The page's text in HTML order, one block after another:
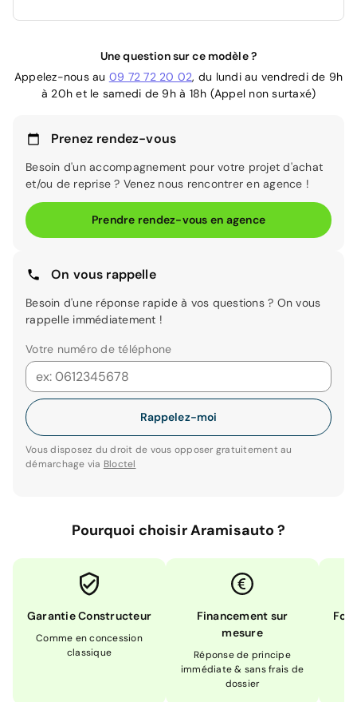
Une question sur ce modèle ?
Appelez-nous au 09 72 72 20 02, du lundi au vendredi de 9h
à 20h et le samedi de 9h à 18h (Appel non surtaxé)
Prenez rendez-vous
Besoin d'un accompagnement pour votre projet d'achat
et/ou de reprise ? Venez nous rencontrer en agence !
Prendre rendez-vous en agence
On vous rappelle
Besoin d'une réponse rapide à vos questions ? On vous
rappelle immédiatement !
Votre numéro de téléphone
Rappelez-moi
Vous disposez du droit de vous opposer gratuitement au
démarchage via Bloctel
Pourquoi choisir Aramisauto ?
Garantie Constructeur
Comme en concession
classique
Financement sur
mesure
Réponse de principe
immédiate & sans frais de
dossier